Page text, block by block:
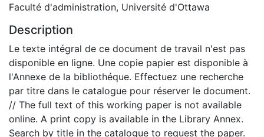
Faculté d'administration, Université d'Ottawa
Description
Le texte intégral de ce document de travail n'est pas
disponible en ligne. Une copie papier est disponible à
l'Annexe de la bibliothéque. Effectuez une recherche
par titre dans le catalogue pour réserver le document.
// The full text of this working paper is not available
online. A print copy is available in the Library Annex.
Search by title in the catalogue to request the paper.